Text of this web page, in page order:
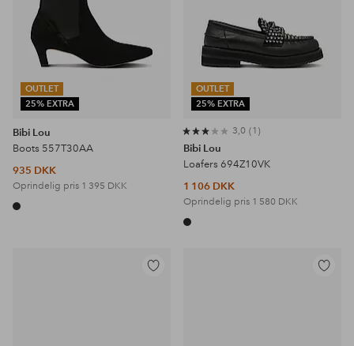
OUTLET
25% EXTRA
Bibi Lou
Boots 557T30AA
935 DKK
Oprindelig pris 1 395 DKK
OUTLET
25% EXTRA
3,0 1
Bibi Lou
Loafers 694Z10VK
1 106 DKK
Oprindelig pris 1 580 DKK
Tilføj
Tilføj